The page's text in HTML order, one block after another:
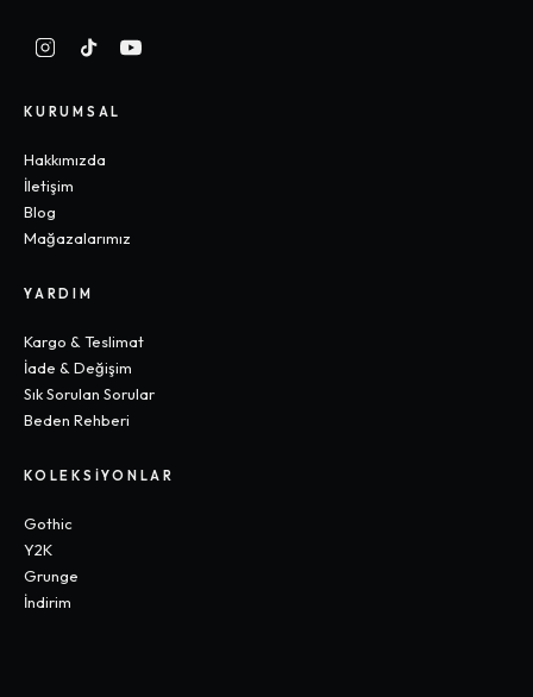
KURUMSAL
Hakkımızda
İletişim
Blog
Mağazalarımız
YARDIM
Kargo & Teslimat
İade & Değişim
Sık Sorulan Sorular
Beden Rehberi
KOLEKSIYONLAR
Gothic
Y2K
Grunge
İndirim